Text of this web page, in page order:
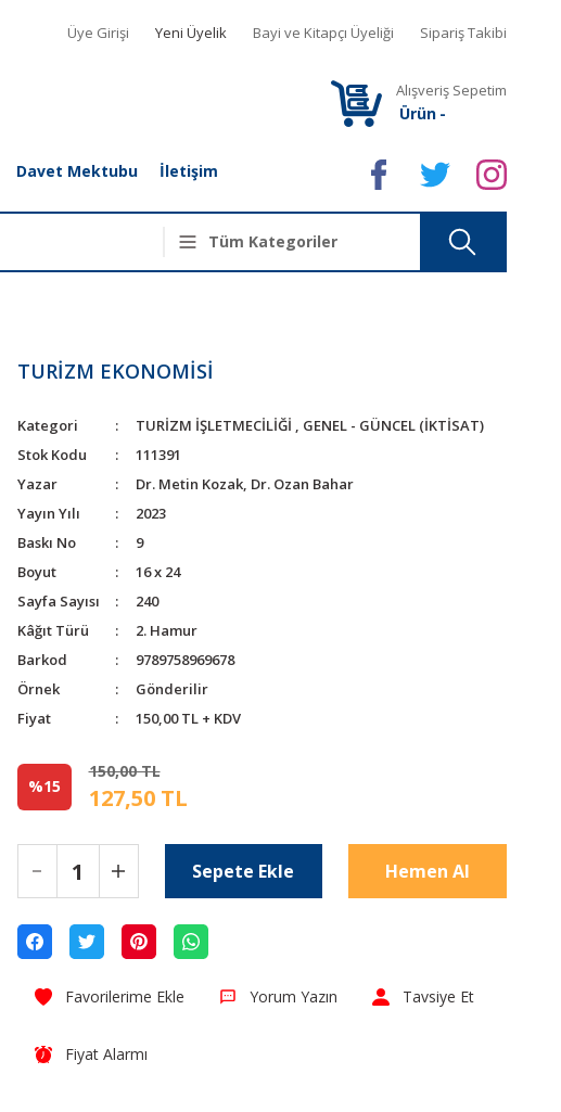
Üye Girişi Yeni Üyelik Bayi ve Kitapçı Üyeliği Sipariş Takibi
Alışveriş Sepetim
Ürün -
Davet Mektubu İletişim
TURİZM EKONOMİSİ
Kategori TURİZM İŞLETMECİLİĞİ , GENEL - GÜNCEL (İKTİSAT)
Stok Kodu
111391
Yazar
Dr. Metin Kozak, Dr. Ozan Bahar
Yayın Yılı
2023
Baskı No
9
Boyut
16 x 24
Sayfa Sayısı
240
Kâğıt Türü
2. Hamur
Barkod
9789758969678
Örnek
Gönderilir
Fiyat
150,00 TL + KDV
%15
150,00 TL
127,50 TL
Sepete Ekle Hemen Al
Yorum Yazın Tavsiye Et
Fiyat Alarmı